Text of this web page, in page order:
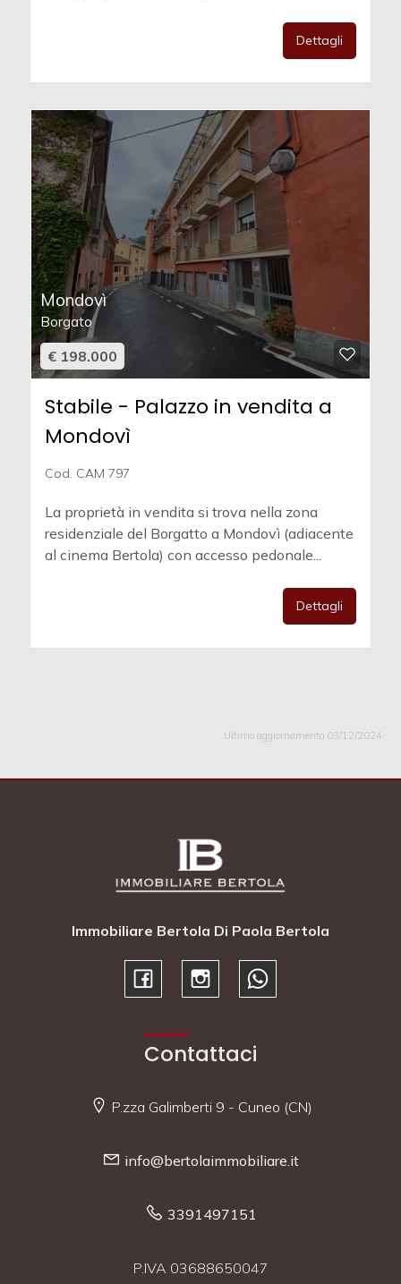
Dettagli
Mondovì
Borgato
€ 198.000
Stabile - Palazzo in vendita a
Mondovì
Cod. CAM 797
La proprietà in vendita si trova nella zona
residenziale del Borgatto a Mondovì (adiacente
al cinema Bertola) con accesso pedonale...
Dettagli
Ultimo aggiornamento 03/12/2024
Immobiliare Bertola Di Paola Bertola
Contattaci
P.zza Galimberti 9 - Cuneo (CN)
info@bertolaimmobiliare.it
3391497151
P.IVA 03688650047